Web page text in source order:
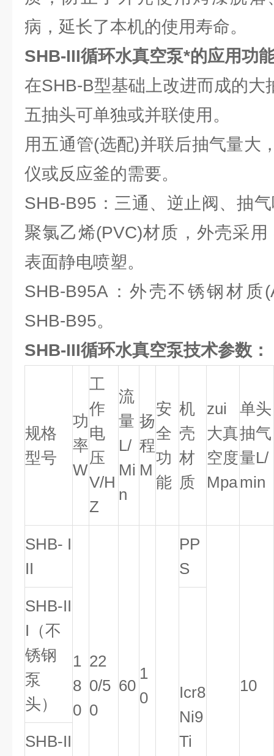
病，延长了本机的使用寿命。
SHB-III循环水真空泵*的应用功
在SHB-B型基础上改进而成的大
五抽头可单独或并联使用。
用五通管(选配)并联后抽气量大
仪或反应釜的需要。
SHB-B95：三通、逆止阀、抽
聚氯乙烯(PVC)材质，外壳采
表面静电喷塑。
SHB-B95A：外壳不锈钢材质
SHB-B95。
SHB-III循环水真空泵技术参数：
规格
型号
功
率
W
工
作
电
压
V/H
Z
流
量
L/
Mi
n
扬
程
M
安
全
功
能
机
壳
材
质
zui
大真
空度
Mpa
单头
抽气
量L/
min
SHB- I
II
1
8
0
22
0/5
0
60
1
0
PP
S
10
SHB-II
I（不
锈钢
泵
头）
Icr8
Ni9
Ti
SHB-II